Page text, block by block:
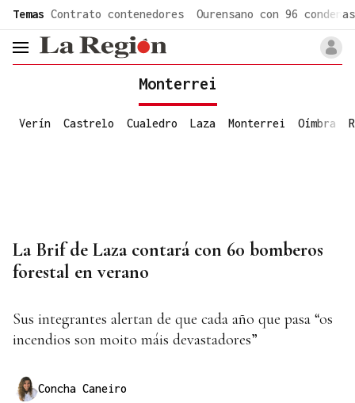
Temas Contrato contenedores Ourensano con 96 condenas
header.menu.open
Monterrei
Verín Castrelo Cualedro Laza Monterrei Oímbra
La Brif de Laza contará con 60 bomberos
forestal en verano
Sus integrantes alertan de que cada año que pasa “os
incendios son moito máis devastadores”
Concha Caneiro